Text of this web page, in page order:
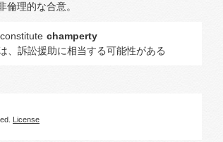
理的な合意。
champerty
、訴訟援助に相当する可能性がある
License